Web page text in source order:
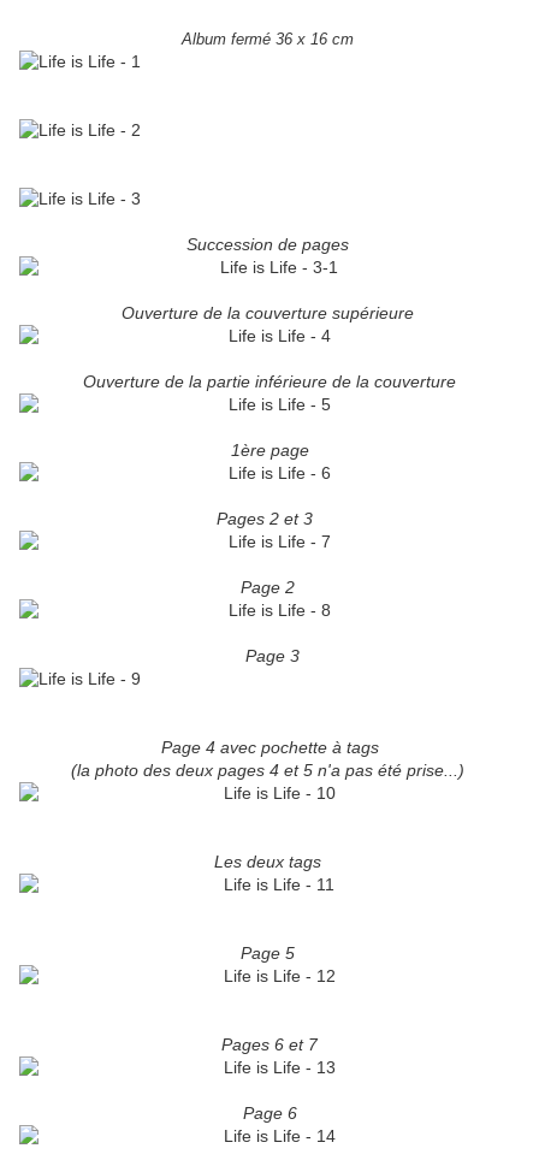
Album fermé 36 x 16 cm
Succession de pages
Ouverture de la couverture supérieure
Ouverture de la partie inférieure de la couverture
1ère page
Pages 2 et 3
Page 2
Page 3
Page 4 avec pochette à tags
(la photo des deux pages 4 et 5 n'a pas été prise...)
Les deux tags
Page 5
Pages 6 et 7
Page 6